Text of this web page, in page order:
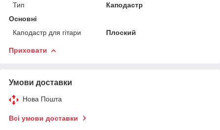
Тип
Каподастр
Основні
Каподастр для гітари
Плоский
Приховати
Умови доставки
Нова Пошта
Всі умови доставки